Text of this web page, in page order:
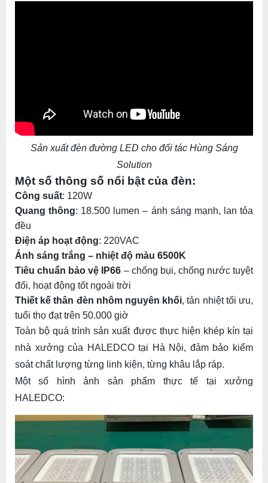
Sản xuất đèn đường LED cho đối tác Hùng Sáng
Solution
Một số thông số nổi bật của đèn:
Công suất: 120W
Quang thông: 18.500 lumen – ánh sáng mạnh, lan tỏa
đều
Điện áp hoạt động: 220VAC
Ánh sáng trắng – nhiệt độ màu 6500K
Tiêu chuẩn bảo vệ IP66 – chống bụi, chống nước tuyệt
đối, hoạt động tốt ngoài trời
Thiết kế thân đèn nhôm nguyên khối, tản nhiệt tối ưu,
tuổi thọ đạt trên 50.000 giờ
Toàn bộ quá trình sản xuất được thực hiện khép kín tại
nhà xưởng của HALEDCO tại Hà Nội, đảm bảo kiểm
soát chất lượng từng linh kiện, từng khâu lắp ráp.
Một số hình ảnh sản phẩm thực tế tại xưởng
HALEDCO: